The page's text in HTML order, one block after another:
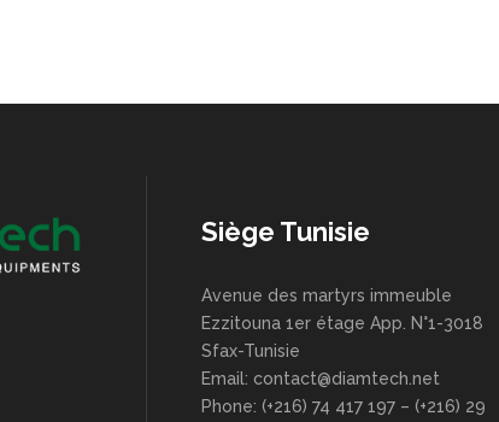
Siège Tunisie
Avenue des martyrs immeuble
Ezzitouna 1er étage App. N°1-3018
Sfax-Tunisie
Email: contact@diamtech.net
Phone: (+216) 74 417 197 – (+216) 29